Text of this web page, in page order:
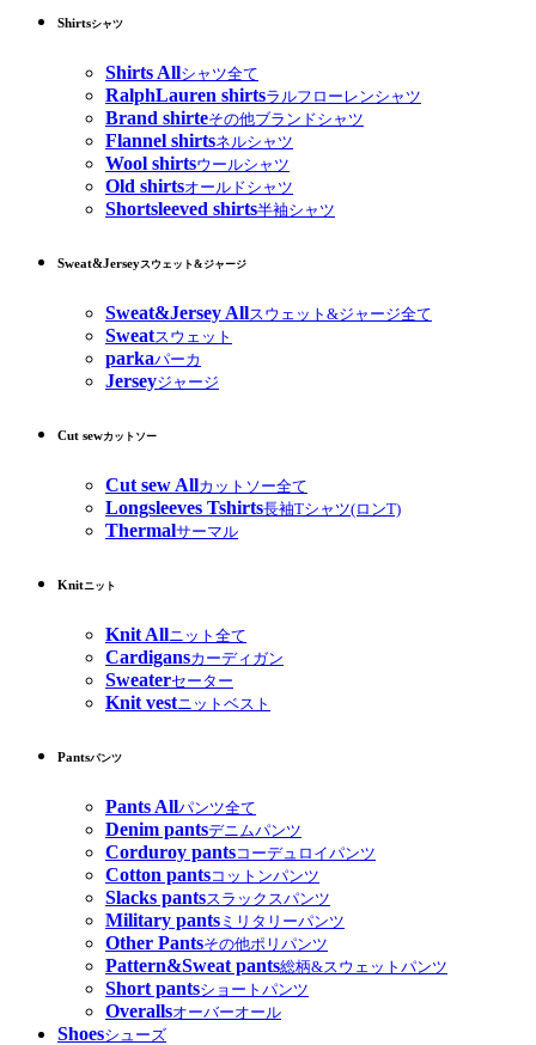
Shirtsシャツ
Shirts Allシャツ全て
RalphLauren shirtsラルフローレンシャツ
Brand shirteその他ブランドシャツ
Flannel shirtsネルシャツ
Wool shirtsウールシャツ
Old shirtsオールドシャツ
Shortsleeved shirts半袖シャツ
Sweat&Jerseyスウェット&ジャージ
Sweat&Jersey Allスウェット&ジャージ全て
Sweatスウェット
parkaパーカ
Jerseyジャージ
Cut sewカットソー
Cut sew Allカットソー全て
Longsleeves Tshirts長袖Tシャツ(ロンT)
Thermalサーマル
Knitニット
Knit Allニット全て
Cardigansカーディガン
Sweaterセーター
Knit vestニットベスト
Pantsパンツ
Pants Allパンツ全て
Denim pantsデニムパンツ
Corduroy pantsコーデュロイパンツ
Cotton pantsコットンパンツ
Slacks pantsスラックスパンツ
Military pants ミリタリーパンツ
Other Pantsその他ポリパンツ
Pattern&Sweat pants総柄&スウェットパンツ
Short pantsショートパンツ
Overallsオーバーオール
Shoesシューズ